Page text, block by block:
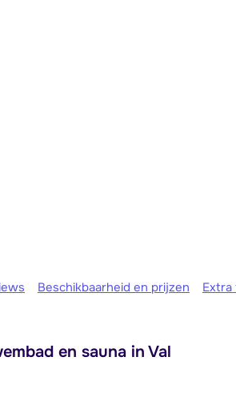
Beschikbaarheid en prijzen Extra
en sauna in Val